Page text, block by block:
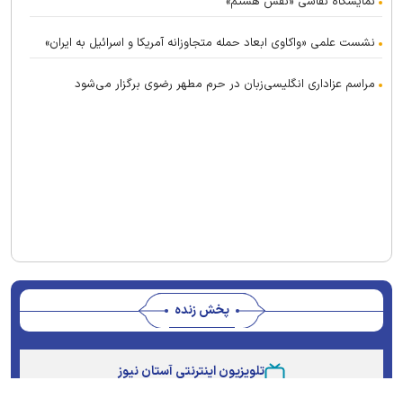
نشست علمی «واکاوی ابعاد حمله متجاوزانه آمریکا و اسرائیل به ایران»
مراسم عزاداری انگلیسی‌زبان در حرم مطهر رضوی برگزار می‌شود
پخش زنده
تلویزیون اینترنتی آستان نیوز